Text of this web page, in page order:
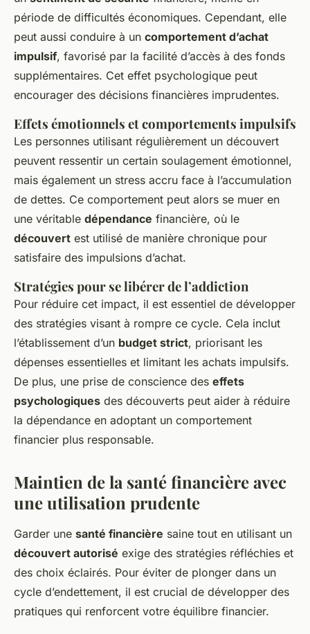
période de difficultés économiques. Cependant, elle
peut aussi conduire à un comportement d’achat
impulsif, favorisé par la facilité d’accès à des fonds
supplémentaires. Cet effet psychologique peut
encourager des décisions financières imprudentes.
Effets émotionnels et comportements impulsifs
Les personnes utilisant régulièrement un découvert
peuvent ressentir un certain soulagement émotionnel,
mais également un stress accru face à l’accumulation
de dettes. Ce comportement peut alors se muer en
une véritable dépendance financière, où le
découvert est utilisé de manière chronique pour
satisfaire des impulsions d’achat.
Stratégies pour se libérer de l’addiction
Pour réduire cet impact, il est essentiel de développer
des stratégies visant à rompre ce cycle. Cela inclut
l’établissement d’un budget strict, priorisant les
dépenses essentielles et limitant les achats impulsifs.
De plus, une prise de conscience des effets
psychologiques des découverts peut aider à réduire
la dépendance en adoptant un comportement
financier plus responsable.
Maintien de la santé financière avec
une utilisation prudente
Garder une santé financière saine tout en utilisant un
découvert autorisé exige des stratégies réfléchies et
des choix éclairés. Pour éviter de plonger dans un
cycle d’endettement, il est crucial de développer des
pratiques qui renforcent votre équilibre financier.